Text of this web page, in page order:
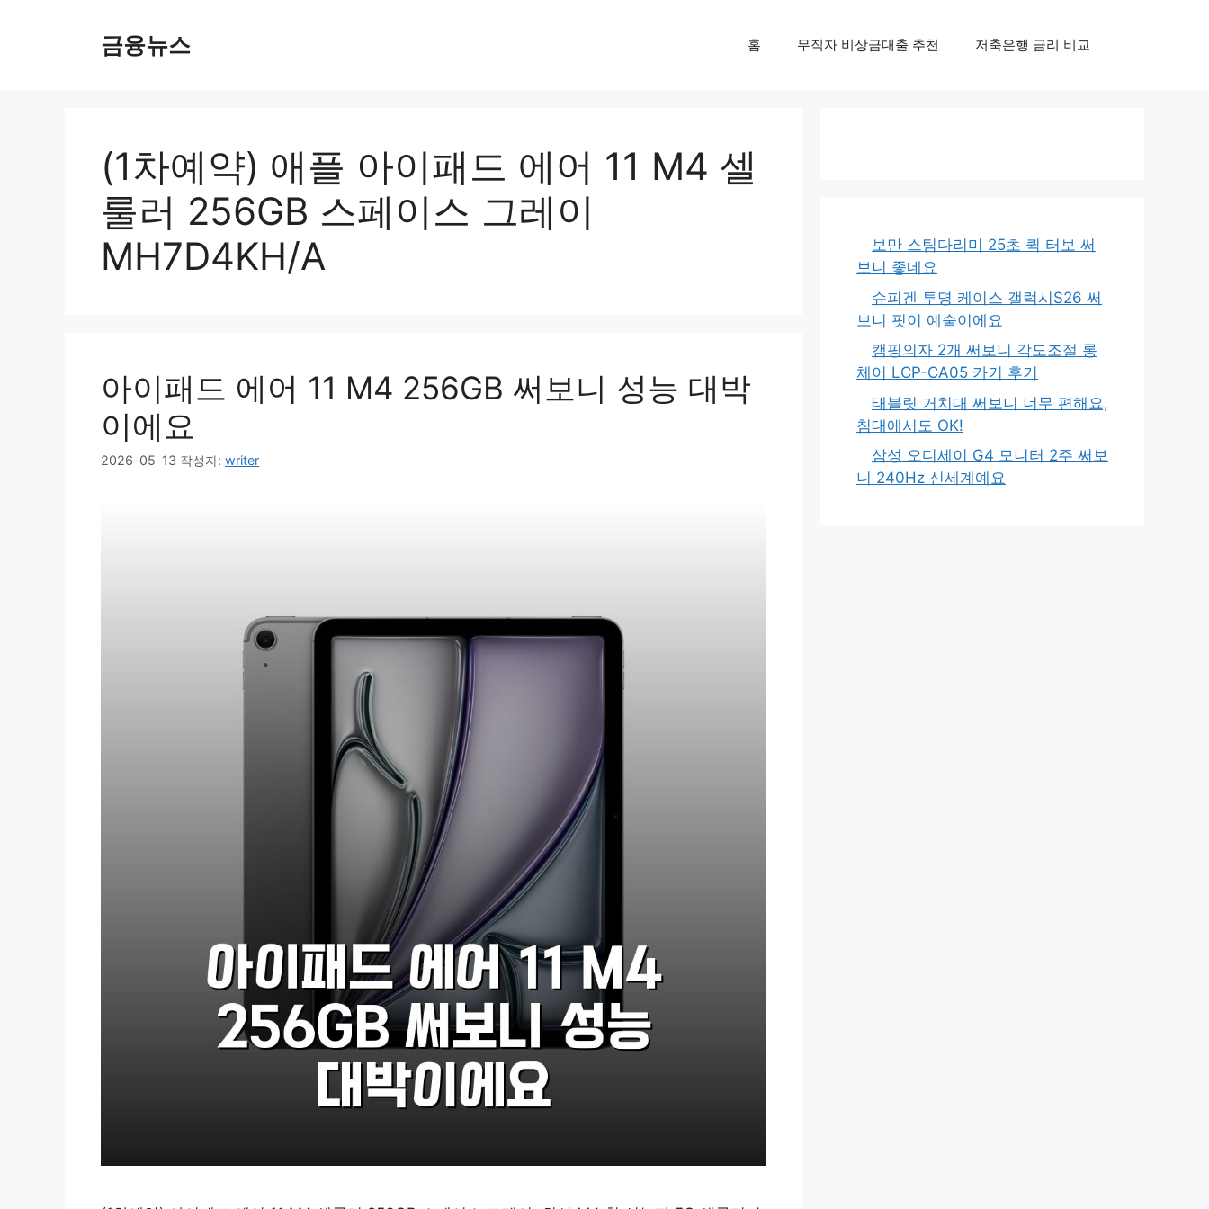
금융뉴스 홈 무직자 비상금대출 추천 저축은행 금리 비교
(1차예약) 애플 아이패드 에어 11 M4 셀
룰러 256GB 스페이스 그레이
MH7D4KH/A
아이패드 에어 11 M4 256GB 써보니 성능 대박
이에요
2026-05-13 작성자: writer
보만 스팀다리미 25초 퀵 터보 써
보니 좋네요
슈피겐 투명 케이스 갤럭시S26 써
보니 핏이 예술이에요
캠핑의자 2개 써보니 각도조절 롱
체어 LCP-CA05 카키 후기
태블릿 거치대 써보니 너무 편해요,
침대에서도 OK!
삼성 오디세이 G4 모니터 2주 써보
니 240Hz 신세계예요